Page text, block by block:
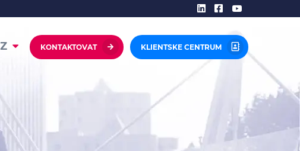
KONTAKTOVAT KLIENTSKE CENTRUM